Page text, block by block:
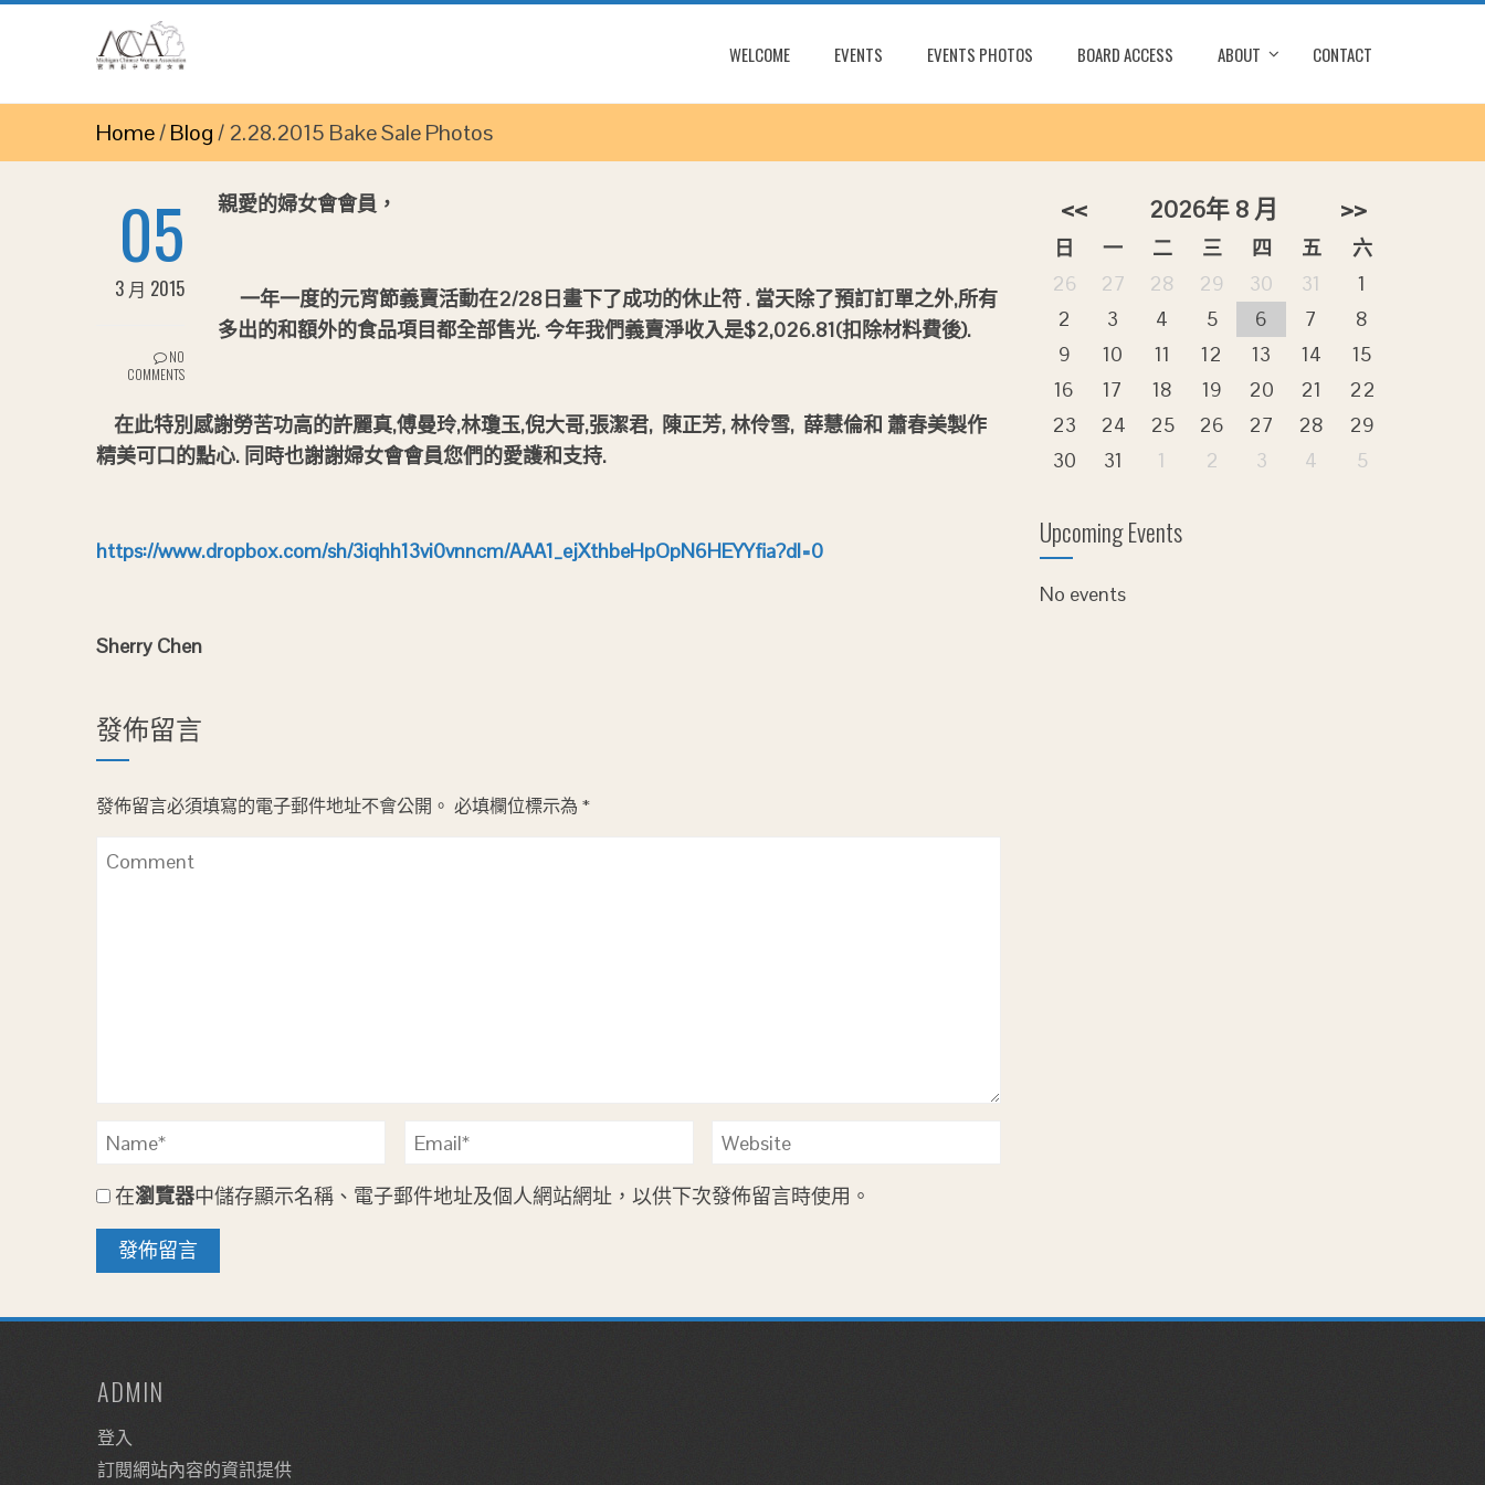
WELCOME EVENTS EVENTS PHOTOS BOARD ACCESS ABOUT CONTACT
Home/Blog/ 2.28.2015 Bake Sale Photos
05
3 月 2015
NO
COMMENTS
親愛的婦女會會員，
一年一度的元宵節義賣活動在2/28 日畫下了成功的休止符 . 當天除了預訂訂單之外,所有
多出的和額外的食品項目都全部售光. 今年我們義賣淨收入是$2,026.81(扣除材料費後).
在此特別感謝勞苦功高的許麗真,傅曼玲,林瓊玉,倪大哥,張潔君, 陳正芳,林伶雪, 薛慧倫和 蕭春美製作
精美可口的點心. 同時也謝謝婦女會會員您們的愛護和支持.
https://www.dropbox.com/sh/3iqhh13vi0vnncm/AAA1_ejXthbeHpOpN6HEYYfia?dl=0
Sherry Chen
發佈留言
發佈留言必須填寫的電子郵件地址不會公開。 必填欄位標示為 *
在瀏覽器中儲存顯示名稱、電子郵件地址及個人網站網址，以供下次發佈留言時使用。
<< 2026年 8 月 >>
日 一 二 三 四 五
六
26
27 28 29 30 31
1
2
3 4 5 6 7
8
9
10 11 12 13 14
15
16
17 18 19 20 21
22
23
24 25 26 27 28
29
30
31 1 2 3 4 5
Upcoming Events
No events
ADMIN
登入
訂閱網站內容的資訊提供